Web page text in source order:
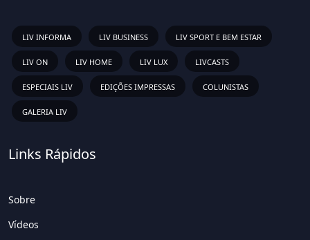
LIV INFORMA LIV BUSINESS LIV SPORT E BEM ESTAR
LIV ON LIV HOME LIV LUX LIVCASTS
ESPECIAIS LIV EDIÇÕES IMPRESSAS COLUNISTAS
GALERIA LIV
Links Rápidos
Sobre
Vídeos